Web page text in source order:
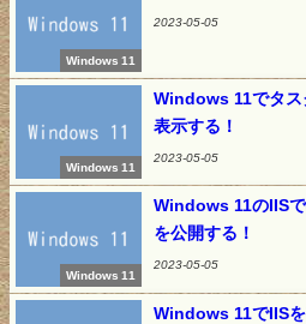
Windows 11
2023-05-05
Windows 11
Windows 11でタス
表示する！
2023-05-05
Windows 11
Windows 11のIIS
を公開する！
2023-05-05
Windows 11でIISを